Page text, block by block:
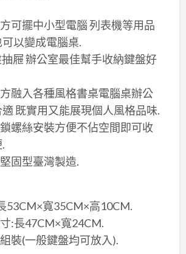
可擺中小型電腦 列表機等用品
以變成電腦桌.
屜 辦公室最佳幫手收納鍵盤好
融入各種風格書桌電腦桌辦公
既實用又能展現個人風格品味.
螺絲​安裝方便不佔空間​即可收
固型臺灣製造.
53CM×​寬35CM×​高10CM.
:長47CM×​寬24CM.
裝(一般鍵盤均可放入).